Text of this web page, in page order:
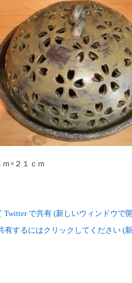
ｍ×２１ｃｍ
Twitter で共有 (新しいウィンドウで
有するにはクリックしてください (